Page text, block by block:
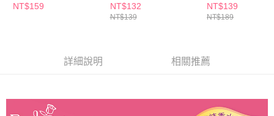
客戶支援中心」
https://netprotections.freshdesk.com/support/home
易，需依本服務之必要範圍內提供個人資料，並將交易相關給付款項請求債
權轉讓予恩沛科技股份有限公司。
３．未成年的使用者請事先徵得法定代理人或監護人之同意方可使用
「AFTEE先享後付」，若未經同意申辦者引起之損失，本公司不負相關責
每筆NT$65，滿NT$490(含以上)免運費
付款後7-11取貨
宅配(本島)
NT$159
NT$132
NT$139
NT$139
NT$189
詳細說明 相關推薦